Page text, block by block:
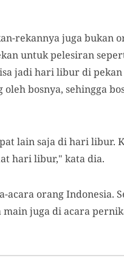
rekannya juga bukan
untuk pelesiran
jadi hari libur di
bosnya, sehingga
lain saja di hari libur.
hari libur," kata dia.
acara orang Indonesia.
main juga di acara